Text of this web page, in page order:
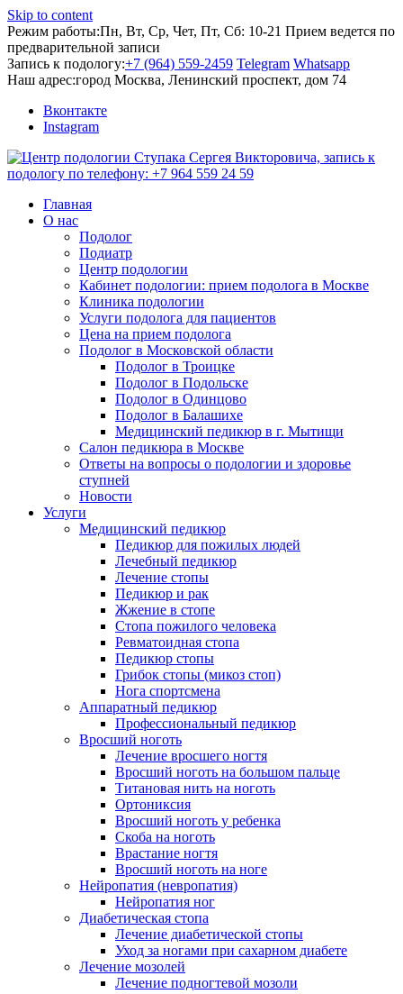
Skip to content
Режим работы:Пн, Вт, Ср, Чет, Пт, Сб: 10-21 Прием ведется по
предварительной записи
Запись к подологу:+7 (964) 559-2459 Telegram Whatsapp
Наш адрес:город Москва, Ленинский проспект, дом 74
Вконтакте
Instagram
Главная
О нас
Подолог
Подиатр
Центр подологии
Кабинет подологии: прием подолога в Москве
Клиника подологии
Услуги подолога для пациентов
Цена на прием подолога
Подолог в Московской области
Подолог в Троицке
Подолог в Подольске
Подолог в Одинцово
Подолог в Балашихе
Медицинский педикюр в г. Мытищи
Салон педикюра в Москве
Ответы на вопросы о подологии и здоровье
ступней
Новости
Услуги
Медицинский педикюр
Педикюр для пожилых людей
Лечебный педикюр
Лечение стопы
Педикюр и рак
Жжение в стопе
Стопа пожилого человека
Ревматоидная стопа
Педикюр стопы
Грибок стопы (микоз стоп)
Нога спортсмена
Аппаратный педикюр
Профессиональный педикюр
Вросший ноготь
Лечение вросшего ногтя
Вросший ноготь на большом пальце
Титановая нить на ноготь
Ортониксия
Вросший ноготь у ребенка
Скоба на ноготь
Врастание ногтя
Вросший ноготь на ноге
Нейропатия (невропатия)
Нейропатия ног
Диабетическая стопа
Лечение диабетической стопы
Уход за ногами при сахарном диабете
Лечение мозолей
Лечение подногтевой мозоли